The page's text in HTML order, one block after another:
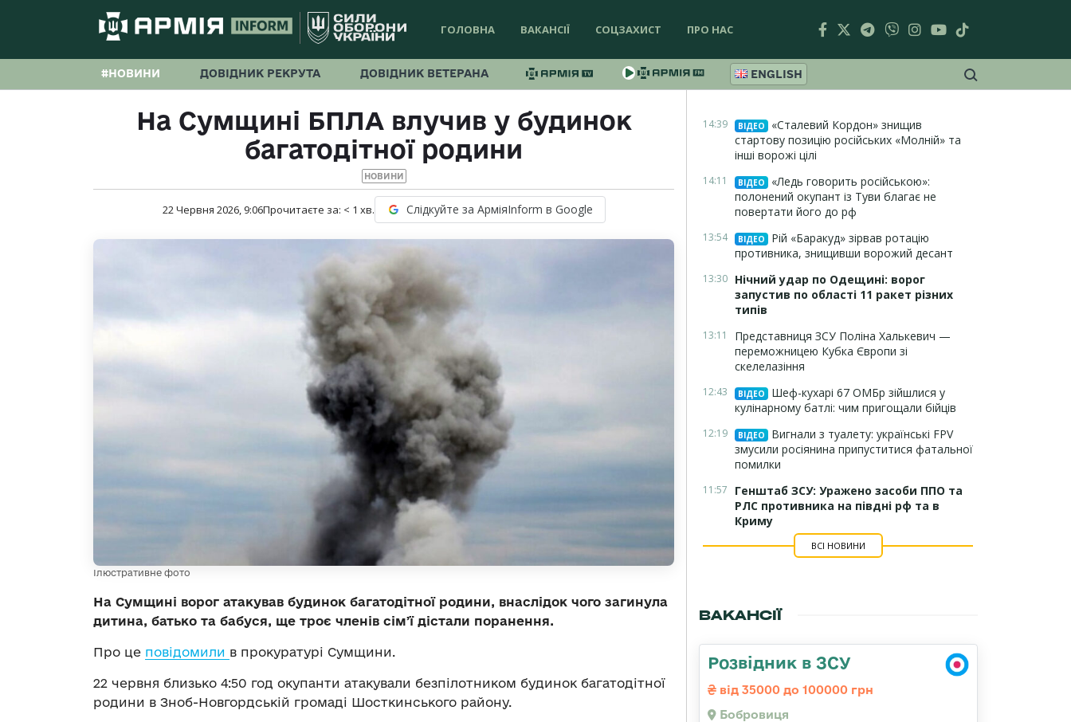
ГОЛОВНА ВАКАНСІЇ СОЦЗАХИСТ ПРО НАС
#НОВИНИ ДОВІДНИК РЕКРУТА ДОВІДНИК ВЕТЕРАНА ENGLISH
На Сумщині БПЛА влучив у будинок
багатодітної родини
НОВИНИ
22 Червня 2026, 9:06Прочитаєте за: < 1 хв. Слідкуйте за АрміяInform в Google
Ілюстративне фото
На Сумщині ворог атакував будинок багатодітної родини, внаслідок чого загинула
дитина, батько та бабуся, ще троє членів сімʼї дістали поранення.
Про це повідомили в прокуратурі Сумщини.
22 червня близько 4:50 год окупанти атакували безпілотником будинок багатодітної
родини в Зноб-Новгордській громаді Шосткинського району.
14:39 ВІДЕО
«Сталевий Кордон» знищив
стартову позицію російських «Молній» та
інші ворожі цілі
14:11 ВІДЕО
«Ледь говорить російською»:
полонений окупант із Туви благає не
повертати його до рф
13:54 ВІДЕО
Рій «Баракуд» зірвав ротацію
противника, знищивши ворожий десант
13:30 Нічний удар по Одещині: ворог
запустив по області 11 ракет різних
типів
13:11
Представниця ЗСУ Поліна Халькевич —
переможницею Кубка Європи зі
скелелазіння
12:43 ВІДЕО
Шеф-кухарі 67 ОМБр зійшлися у
кулінарному батлі: чим пригощали бійців
12:19 ВІДЕО
Вигнали з туалету: українські FPV
змусили росіянина припуститися фатальної
помилки
11:57
Генштаб ЗСУ: Уражено засоби ППО та
РЛС противника на півдні рф та в
Криму
ВСІ НОВИНИ
ВАКАНСІЇ
Розвідник в ЗСУ
від 35000 до 100000 грн
Бобровиця